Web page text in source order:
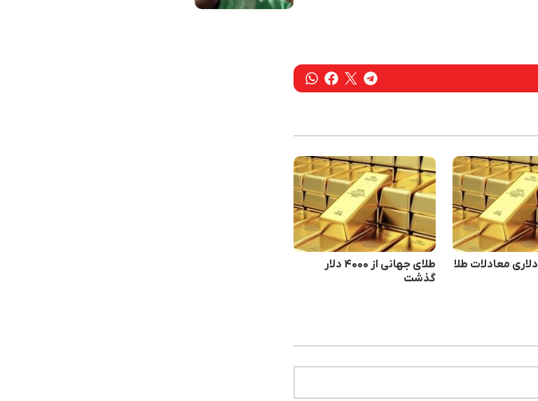
اونس 4000 دلاری معادلات طلا
طلای جهانی از ۴۰۰۰ دلار
گذشت